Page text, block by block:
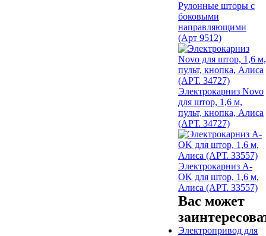
Рулонные шторы с
боковыми
направляющими
(Арт 9512)
Электрокарниз Novo
для штор, 1,6 м,
пульт, кнопка, Алиса
(АРТ. 34727)
Электрокарниз A-
OK для штор, 1,6 м,
Алиса (АРТ. 33557)
Вас может
Электропривод для